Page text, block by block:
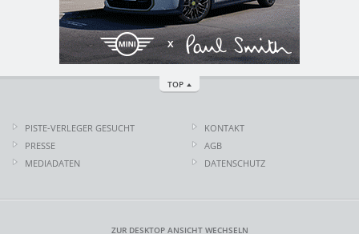
TOP
PISTE-VERLEGER GESUCHT
PRESSE
MEDIADATEN
KONTAKT
AGB
DATENSCHUTZ
ZUR DESKTOP ANSICHT WECHSELN